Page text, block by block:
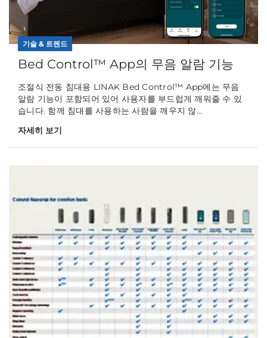
기술 & 트렌드
Bed Control™ App의 무음 알람 기능
조절식 전동 침대용 LINAK Bed Control™ App에는 무음
알람 기능이 포함되어 있어 사용자를 부드럽게 깨워줄 수 있
습니다. 함께 침대를 사용하는 사람을 깨우지 않...
자세히 보기